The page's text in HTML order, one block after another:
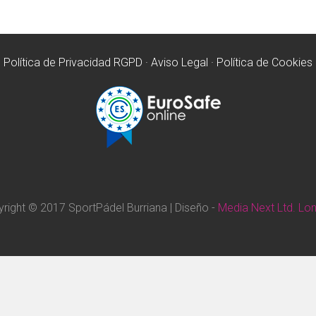
Política de Privacidad RGPD · Aviso Legal · Política de Cookies
© 2017 SportPádel Burriana | Diseño - Media Next Ltd.